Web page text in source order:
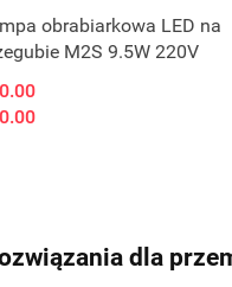
obrabiarkowa LED na
M2S 9.5W 220V
dla